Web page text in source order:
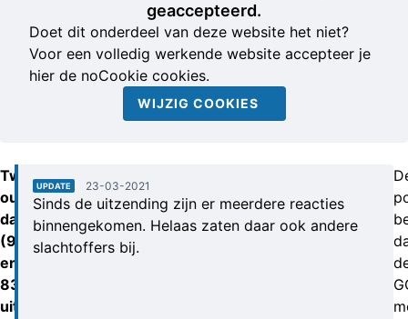
geaccepteerd.
Doet dit onderdeel van deze website het niet?
Voor een volledig werkende website accepteer je
hier de noCookie cookies.
WIJZIG COOKIES
Twee
oudere
dames
(90
en
83)
uit
UPDATE 23-03-2021
Sinds de uitzending zijn er meerdere reacties
binnengekomen. Helaas zaten daar ook andere
slachtoffers bij.